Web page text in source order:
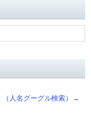
（人名グーグル検索）→